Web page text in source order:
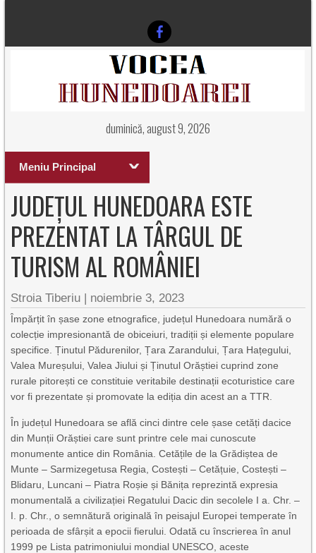
duminică, august 9, 2026
Meniu Principal
JUDEȚUL HUNEDOARA ESTE
PREZENTAT LA TÂRGUL DE
TURISM AL ROMÂNIEI
Stroia Tiberiu | noiembrie 3, 2023
Împărțit în șase zone etnografice, județul Hunedoara numără o
colecție impresionantă de obiceiuri, tradiții și elemente populare
specifice. Ținutul Pădurenilor, Țara Zarandului, Țara Hațegului,
Valea Mureșului, Valea Jiului și Ținutul Orăștiei cuprind zone
rurale pitorești ce constituie veritabile destinații ecoturistice care
vor fi prezentate și promovate la ediția din acest an a TTR.
În județul Hunedoara se află cinci dintre cele șase cetăți dacice
din Munții Orăștiei care sunt printre cele mai cunoscute
monumente antice din România. Cetățile de la Grădiștea de
Munte – Sarmizegetusa Regia, Costești – Cetățuie, Costești –
Blidaru, Luncani – Piatra Roșie și Bănița reprezintă expresia
monumentală a civilizației Regatului Dacic din secolele I a. Chr. –
I. p. Chr., o semnătură originală în peisajul Europei temperate în
perioada de sfârșit a epocii fierului. Odată cu înscrierea în anul
1999 pe Lista patrimoniului mondial UNESCO, aceste